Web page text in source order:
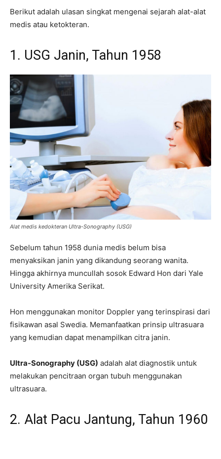
Berikut adalah ulasan singkat mengenai sejarah alat-alat
medis atau ketokteran.
1. USG Janin, Tahun 1958
Alat medis kedokteran Ultra-Sonography (USG)
Sebelum tahun 1958 dunia medis belum bisa
menyaksikan janin yang dikandung seorang wanita.
Hingga akhirnya muncullah sosok Edward Hon dari Yale
University Amerika Serikat.
Hon menggunakan monitor Doppler yang terinspirasi dari
fisikawan asal Swedia. Memanfaatkan prinsip ultrasuara
yang kemudian dapat menampilkan citra janin.
Ultra-Sonography (USG) adalah alat diagnostik untuk
melakukan pencitraan organ tubuh menggunakan
ultrasuara.
2. Alat Pacu Jantung, Tahun 1960